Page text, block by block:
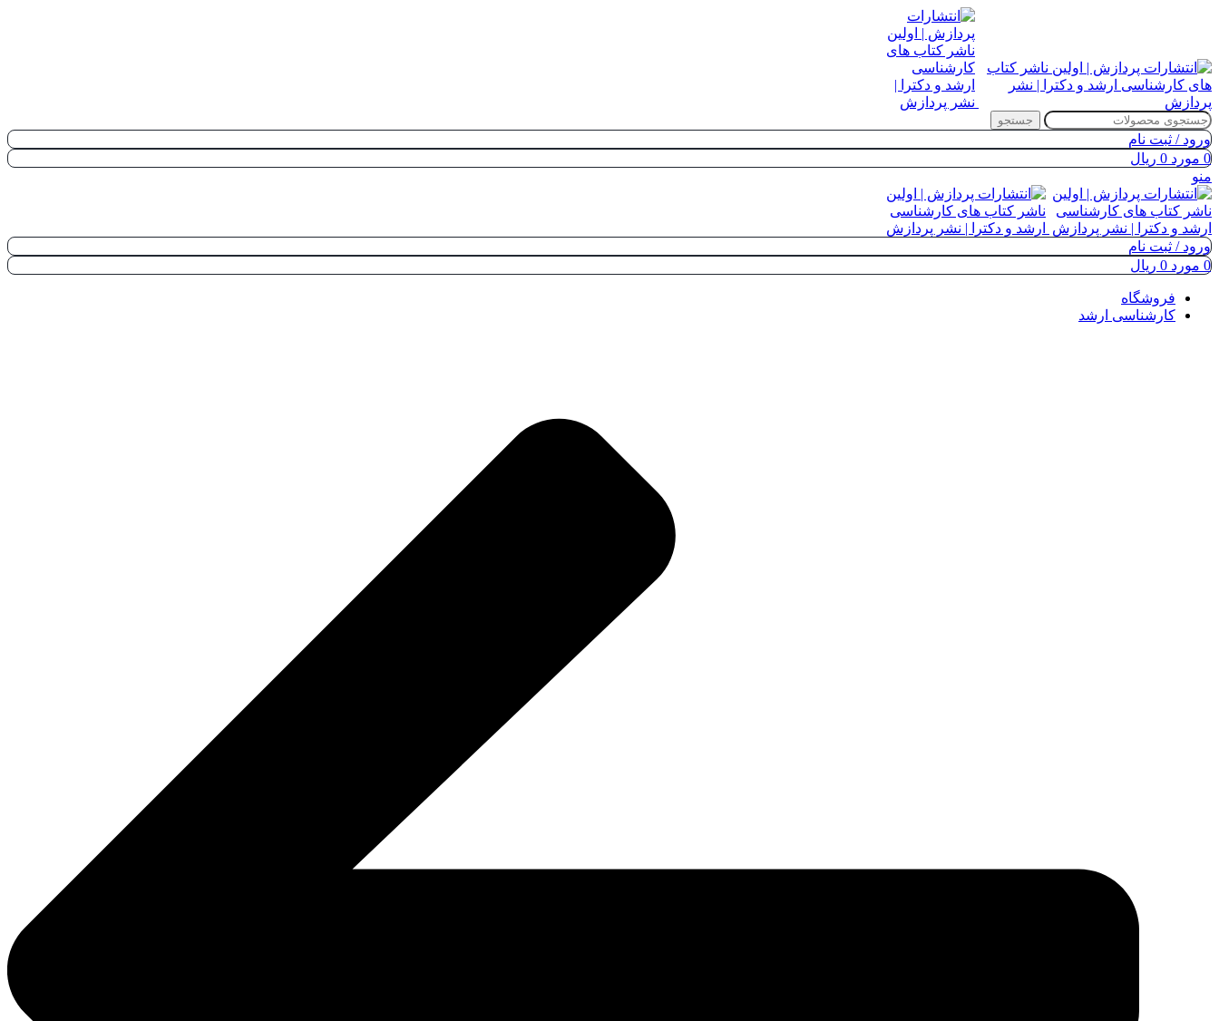
جستجو
ورود / ثبت نام
0 مورد 0 ریال
منو
ورود / ثبت نام
0 مورد 0 ریال
فروشگاه
کارشناسی ارشد